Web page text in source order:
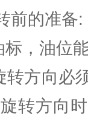
前的准备:
，油位
转方向必
转方向